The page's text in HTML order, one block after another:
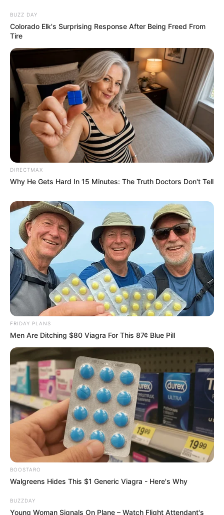
BUZZ DAY
Colorado Elk's Surprising Response After Being Freed From
Tire
DIRECTMAX
Why He Gets Hard In 15 Minutes: The Truth Doctors Don't Tell
FRIDAY PLANS
Men Are Ditching $80 Viagra For This 87¢ Blue Pill
BOOSTARO
Walgreens Hides This $1 Generic Viagra - Here's Why
BUZZDAY
Young Woman Signals On Plane – Watch Flight Attendant's